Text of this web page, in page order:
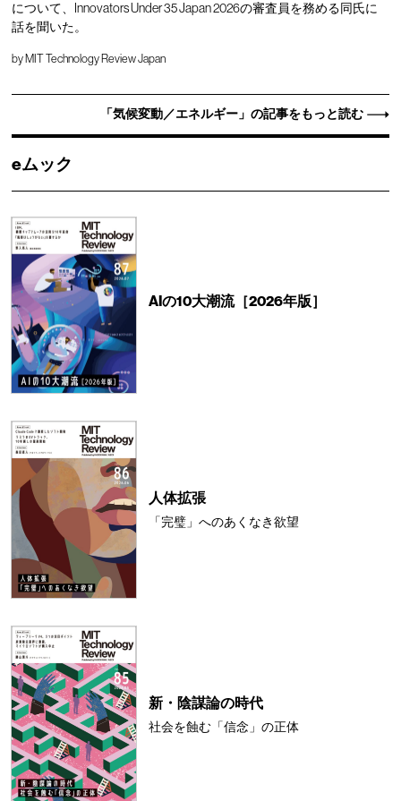
について、Innovators Under 35 Japan 2026の審査員を務める同氏に
話を聞いた。
by MIT Technology Review Japan
「気候変動／エネルギー」の記事をもっと読む
eムック
AIの10大潮流［2026年版］
人体拡張
「完璧」へのあくなき欲望
新・陰謀論の時代
社会を蝕む「信念」の正体